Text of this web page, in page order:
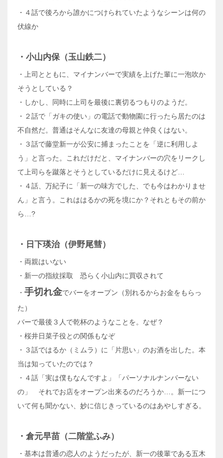
・４話で後ろから誰かにつけられていたようなシーンは何の
伏線か
・小山内保（玉山鉄二）
・上司とともに、マイナンバーで実績を上げた輩に一泡吹か
そうとしている？
・しかし、同時に上司を最後に裏切るつもりのようだ。
・２話で「ガキの使い」の電話で動物園に行ったら居たのは
不自然だ。普通はそんなに友達の母親と仲良くはない。
・３話で藤堂新一が公安に捕まったことを「逆に利用しよ
う」と言った。これだけだと、マイナンバーの穴をリークし
て上司らを蹴落とそうとしているだけに見えるけど…
・４話、万紀子に「新一の味方でした、でも今はわかりませ
ん」と言う。これははるかの死を境にか？それともその前か
ら…?
・日下瑛治（伊野尾彗）
・両親はいない
・新一の指紋採取 恐らく小山内に買収されて
・ 手切れ金でバーをオープン（別れるからお金をもらっ
た）
バーで最後３人で乾杯のようなことを。なぜ？
・桜井日菜子役との関係もなぞ
・３話ではるか（ミムラ）に「片思い」のお酒を出した。本
当は知っていたのでは？
・４話「実は僕もなんですよ」「パーソナルナンバーない
の」 それでお店をオープン出来るのだろうか…。新一につ
いて何も聞かない、妙に信じきっているのはあやしすぎる。
・倉元早苗（二階堂ふみ）
・基本は普通の恋人のようだったが、新一の後輩である五木